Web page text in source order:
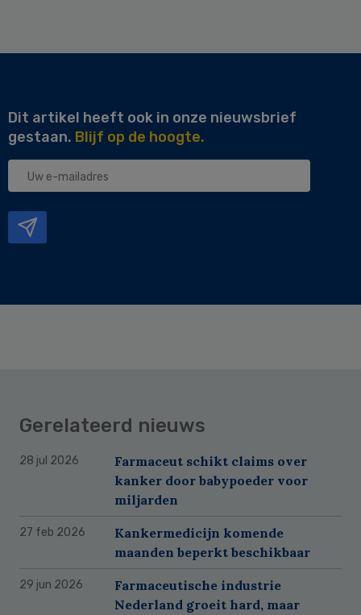
Dit artikel heeft ook in onze nieuwsbrief
gestaan. Blijf op de hoogte.
Uw
Gerelateerd nieuws
28 jul 2026
Farmaceut schikt claims over
kanker door babypoeder voor
miljarden
27 feb 2026
Kankermedicijn komende
maanden beperkt beschikbaar
29 jun 2026
Farmaceutische industrie
Nederland groeit hard, maar